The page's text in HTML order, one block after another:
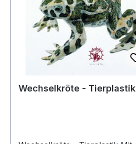
Wechselkröte - Tierplastik